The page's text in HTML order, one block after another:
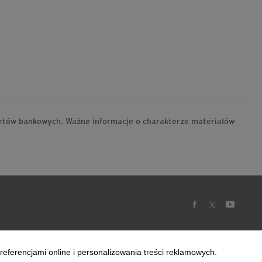
bankowych. Ważne informacje o charakterze materiałów
online i personalizowania treści reklamowych.